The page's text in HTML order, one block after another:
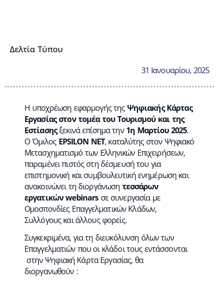
Δελτία Τύπου
31 Ιανουαρίου, 2025
Η υποχρέωση εφαρμογής τηςΨηφιακής Κάρτας
Εργασίας στον τομέα του Τουρισμού και της
Εστίασηςξεκινά επίσημα την 1η Μαρτίου 2025.
Ο Όμιλος EPSILON NET, καταλύτης στον Ψηφιακό
Μετασχηματισμό των Ελληνικών Επιχειρήσεων,
παραμένει πιστός στη δέσμευσή του για
επιστημονική και συμβουλευτική ενημέρωση και
ανακοινώνει τη διοργάνωση τεσσάρων
εργατικώνwebinarsσε συνεργασία με
Ομοσπονδίες Επαγγελματικών Κλάδων,
Συλλόγους και άλλους φορείς.
Συγκεκριμένα, για τη διευκόλυνση όλων των
Επαγγελματιών που οι κλάδοι τους εντάσσονται
στην Ψηφιακή Κάρτα Εργασίας, θα
διοργανωθούν :